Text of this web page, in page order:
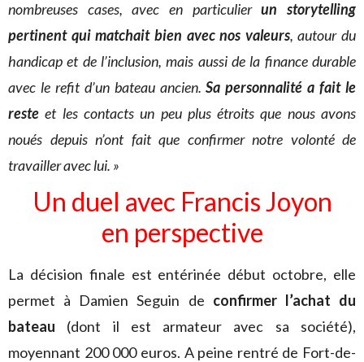
nombreuses cases, avec en particulierun storytelling
pertinent qui matchait bien avec nos valeurs, autour du
handicap et de l’inclusion, mais aussi de la finance durable
avec le refit d’un bateau ancien.Sa personnalité a fait le
reste et les contacts un peu plus étroits que nous avons
noués depuis n’ont fait que confirmer notre volonté de
travailler avec lui. »
Un duel avec Francis Joyon
en perspective
La décision finale est entérinée début octobre, elle
permet à Damien Seguin de confirmer l’achat du
bateau (dont il est armateur avec sa société),
moyennant 200 000 euros. A peine rentré de Fort-de-